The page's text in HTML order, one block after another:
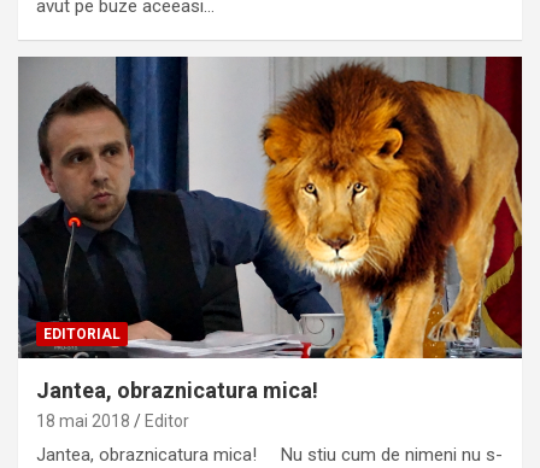
avut pe buze aceeasi…
EDITORIAL
Jantea, obraznicatura mica!
18 mai 2018 Editor
Jantea, obraznicatura mica! Nu stiu cum de nimeni nu s-